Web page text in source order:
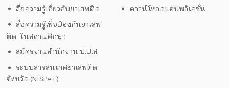
สื่อความรู้เกี่ยวกับยาเสพติด
สื่อความรู้เพื่อป้องกันยาเสพ
ติด ในสถานศึกษา
สมัครงานสำนักงาน ป.ป.ส.
ระบบสารสนเทศยาเสพติด
จังหวัด (NISPA+)
ดาวน์โหลดแอปพลิเคชั่น